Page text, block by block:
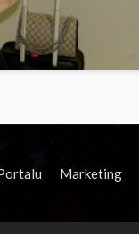
Marketing